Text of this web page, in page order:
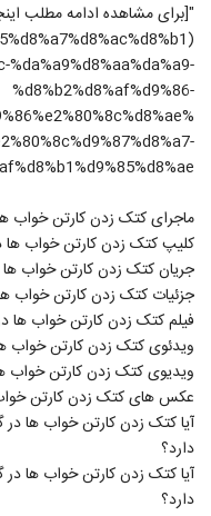
"[برای مشاهده ادامه مطلب
%da%a9%d8%aa%da%a9-
%d8%b2%d8%af%d9%86-
)"
ماجرای کتک زدن کارتن‌ خواب‌
کلیپ کتک زدن کارتن‌ خواب‌ ها
جریان کتک زدن کارتن‌ خواب‌
جزئیات کتک زدن کارتن‌ خواب‌
فیلم کتک زدن کارتن‌ خواب‌ ها
ویدئوی کتک زدن کارتن‌ خواب‌
ویدیوی کتک زدن کارتن‌ خواب‌
عکس های کتک زدن کارتن‌
آیا کتک زدن کارتن‌ خواب‌ ها
دارد؟
آیا کتک زدن کارتن‌ خواب‌ ها
دارد؟